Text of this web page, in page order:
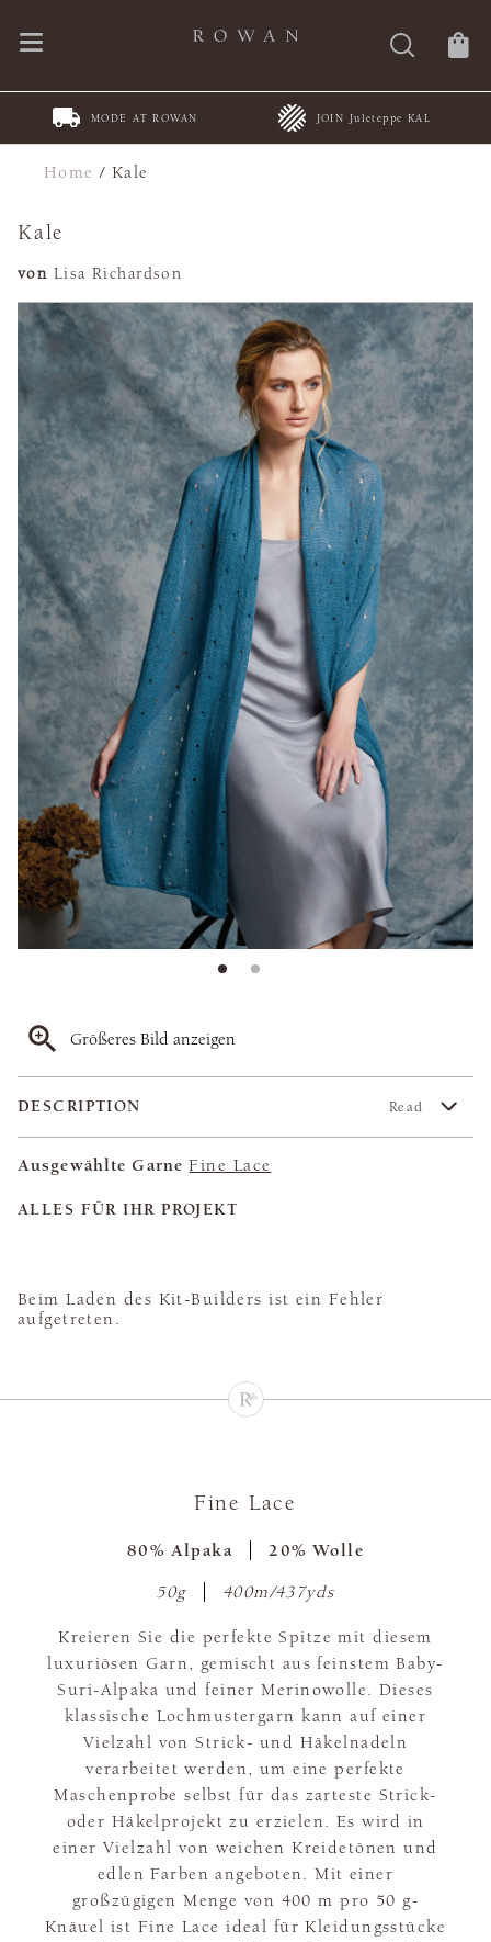
MODE AT ROWAN JOIN Juleteppe KAL
Home /Kale
Kale
von Lisa Richardson
Größeres Bild anzeigen
DESCRIPTION Read
Ausgewählte Garne Fine Lace
ALLES FÜR IHR PROJEKT
Beim Laden des Kit-Builders ist ein Fehler
aufgetreten.
Fine Lace
80% Alpaka 20% Wolle
50g 400m/437yds
Kreieren Sie die perfekte Spitze mit diesem
luxuriösen Garn, gemischt aus feinstem Baby-
Suri-Alpaka und feiner Merinowolle. Dieses
klassische Lochmustergarn kann auf einer
Vielzahl von Strick- und Häkelnadeln
verarbeitet werden, um eine perfekte
Maschenprobe selbst für das zarteste Strick-
oder Häkelprojekt zu erzielen. Es wird in
einer Vielzahl von weichen Kreidetönen und
edlen Farben angeboten. Mit einer
großzügigen Menge von 400 m pro 50 g-
Knäuel ist Fine Lace ideal für Kleidungsstücke